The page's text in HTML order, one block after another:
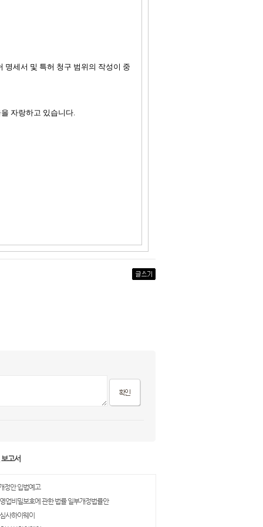
명세서 및 특허 청구 범위의 작성이 중
자랑하고 있습니다.
고서
정안 입법예고
업비밀보호에 관한 법률 일부개정법률안
사하이웨이